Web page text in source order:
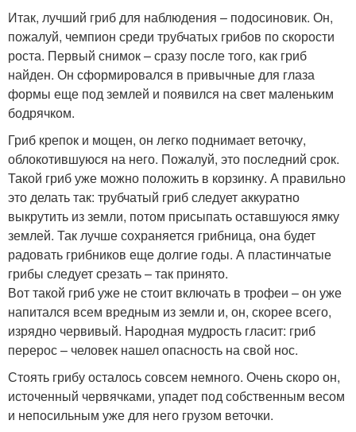
Итак, лучший гриб для наблюдения – подосиновик. Он,
пожалуй, чемпион среди трубчатых грибов по скорости
роста. Первый снимок – сразу после того, как гриб
найден. Он сформировался в привычные для глаза
формы еще под землей и появился на свет маленьким
бодрячком.
Гриб крепок и мощен, он легко поднимает веточку,
облокотившуюся на него. Пожалуй, это последний срок.
Такой гриб уже можно положить в корзинку. А правильно
это делать так: трубчатый гриб следует аккуратно
выкрутить из земли, потом присыпать оставшуюся ямку
землей. Так лучше сохраняется грибница, она будет
радовать грибников еще долгие годы. А пластинчатые
грибы следует срезать – так принято.
Вот такой гриб уже не стоит включать в трофеи – он уже
напитался всем вредным из земли и, он, скорее всего,
изрядно червивый. Народная мудрость гласит: гриб
перерос – человек нашел опасность на свой нос.
Стоять грибу осталось совсем немного. Очень скоро он,
источенный червячками, упадет под собственным весом
и непосильным уже для него грузом веточки.